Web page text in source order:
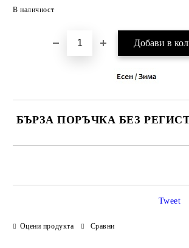
В наличност
БЪРЗА ПОРЪЧКА БЕЗ
Оцени продукта Сравни
Tweet